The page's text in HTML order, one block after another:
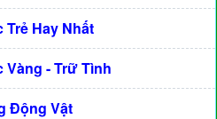
Trẻ Hay Nhất
Vàng - Trữ Tình
Động Vật